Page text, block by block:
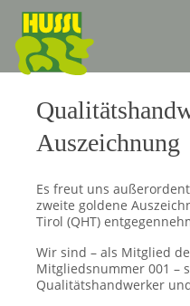
Auszeichnung
Es freut uns
zweite goldene
Tirol (QHT)
Wir sind – als Mitglied
Mitgliedsnummer 001 –
Qualitätshandwerker